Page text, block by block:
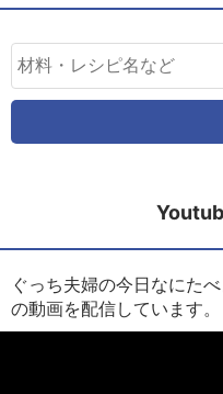
ぐっち夫婦の今日なにた
の動画を配信しています。